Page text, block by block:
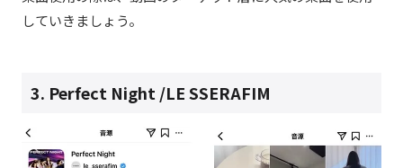
していきましょう。
3. Perfect Night /LE SSERAFIM